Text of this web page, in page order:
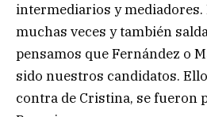
intermediarios y mediadores.
muchas veces y también
pensamos que Fernández o
sido nuestros candidatos.
contra de Cristina, se fueron